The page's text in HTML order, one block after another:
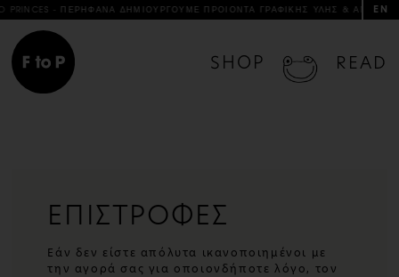
- ΠΕΡΗΦΑΝΑ ΔΗΜΙΟΥΡΓΟΥΜΕ ΠΡΟΙΟΝΤΑ ΓΡΑΦΙΚΗΣ ΥΛΗΣ & EN
SHOP READ
ΕΠΙΣΤΡΟΦΕΣ
Εάν δεν είστε απόλυτα ικανοποιημένοι με
την αγορά σας για οποιονδήποτε λόγο, τον